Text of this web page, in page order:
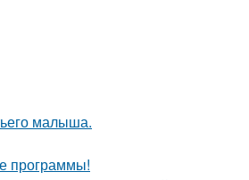
малыша.
программы!